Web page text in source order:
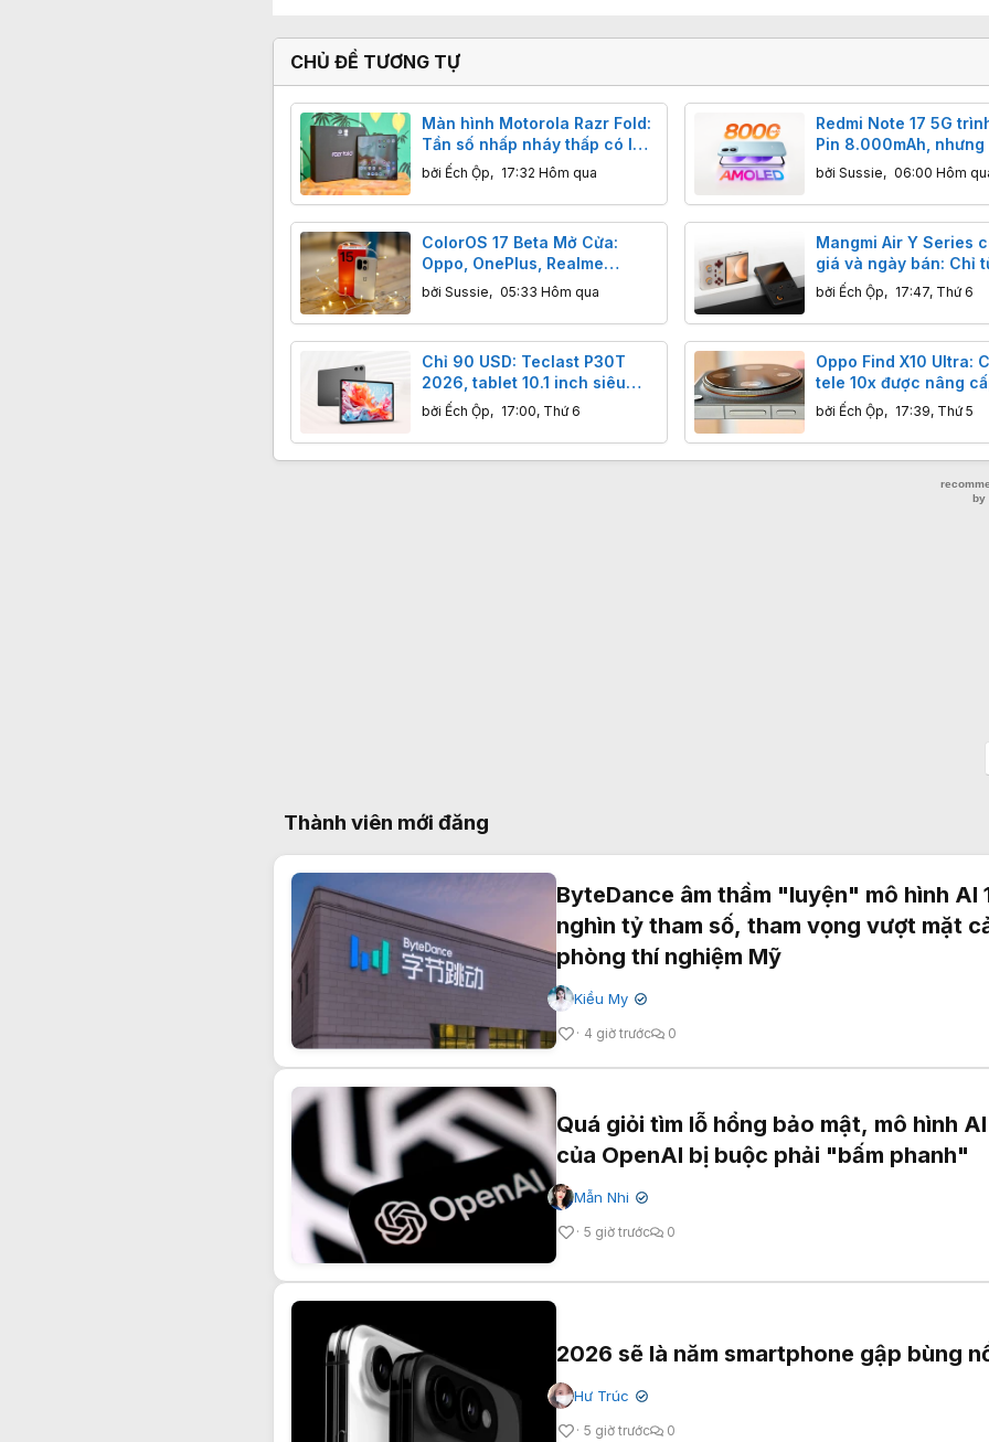
CHỦ ĐỀ TƯƠNG TỰ
Màn hình Motorola Razr Fold:
Tần số nhấp nháy thấp có làm
đôi mắt bạn mỏi mệt?
bởi Ếch Ộp, 17:32 Hôm qua
Redmi Note 17 5G
Pin 8.000mAh, nhưng
phải là bước lùi?
bởi Sussie, 06:00 Hôm
ColorOS 17 Beta Mở Cửa:
Oppo, OnePlus, Realme
Chuẩn Bị Chuyển Đổi Nền
bởi Sussie, 05:33 Hôm qua
Mangmi Air Y Series
giá và ngày bán: Chỉ
USD, cấu hình vượt trội
bởi Ếch Ộp, 17:47, Thứ 6
Chỉ 90 USD: Teclast P30T
2026, tablet 10.1 inch siêu
nhẹ bất ngờ
bởi Ếch Ộp, 17:00, Thứ 6
Oppo Find X10 Ultra:
tele 10x được nâng
đôi, hứa hẹn ảnh đêm
bởi Ếch Ộp, 17:39, Thứ 5
Thành viên mới đăng
ByteDance âm thầm "luyện" mô hình AI
nghìn tỷ tham số, tham vọng vượt mặt
phòng thí nghiệm Mỹ
Kiều My ✔
4 giờ trước 0
Quá giỏi tìm lỗ hổng bảo mật, mô hình
của OpenAI bị buộc phải "bấm phanh"
Mẫn Nhi ✔
5 giờ trước 0
2026 sẽ là năm smartphone gập bùng
Hư Trúc ✔
5 giờ trước 0